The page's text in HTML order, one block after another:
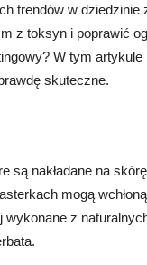
trendów w dziedzinie
z toksyn i poprawić
W tym
skuteczne.
są nakładane na
mogą
z